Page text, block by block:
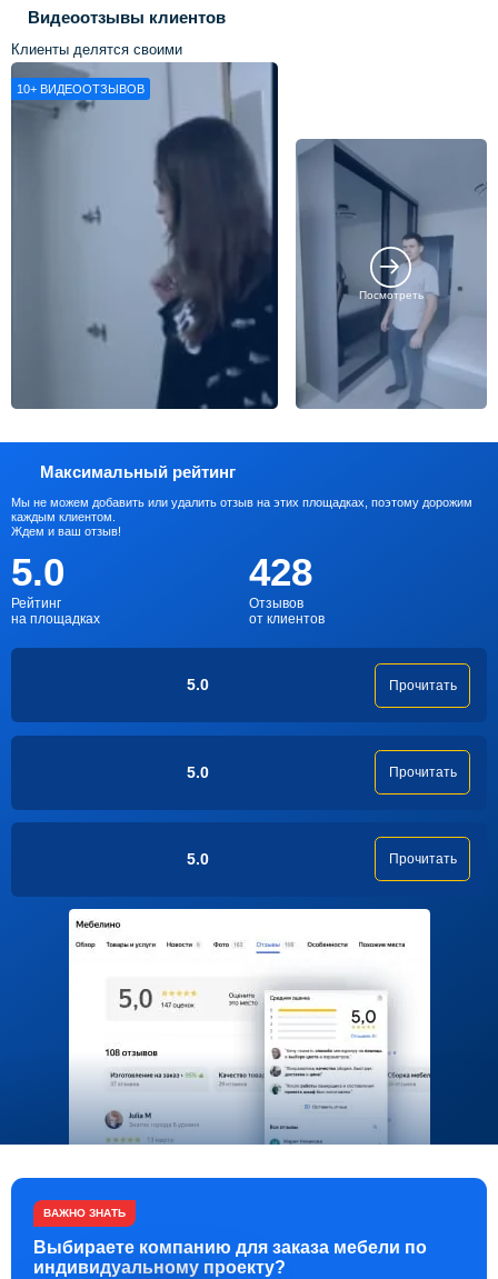
Видеоотзывы клиентов
Клиенты делятся своими
впечатлениями о нашей работе
10+ ВИДЕООТЗЫВОВ
Посмотреть
Максимальный рейтинг
Мы не можем добавить или удалить отзыв на этих площадках, поэтому дорожим
каждым клиентом.
Ждем и ваш отзыв!
5.0
Рейтинг
на площадках
428
Отзывов
от клиентов
5.0 Прочитать
5.0 Прочитать
5.0 Прочитать
ВАЖНО ЗНАТЬ
Выбираете компанию для заказа мебели по
индивидуальному проекту?